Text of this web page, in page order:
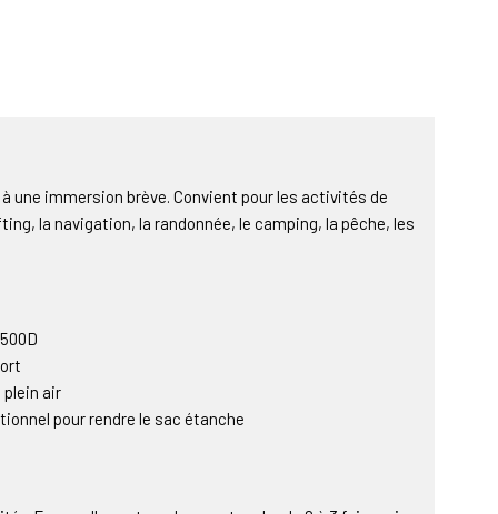
une immersion brève. Convient pour les activités de
la navigation, la randonnée, le camping, la pêche, les
air
pour rendre le sac étanche